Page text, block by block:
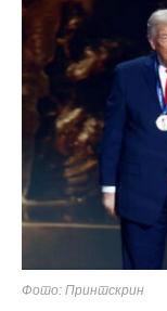
Фото: Принтскрин